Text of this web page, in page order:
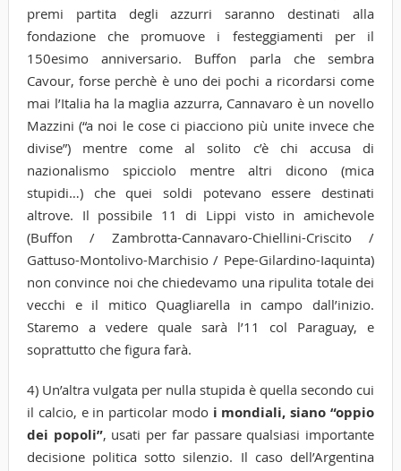
premi partita degli azzurri saranno destinati alla
fondazione che promuove i festeggiamenti per il
150esimo anniversario. Buffon parla che sembra
Cavour, forse perchè è uno dei pochi a ricordarsi come
mai l’Italia ha la maglia azzurra, Cannavaro è un novello
Mazzini (“a noi le cose ci piacciono più unite invece che
divise”) mentre come al solito c’è chi accusa di
nazionalismo spicciolo mentre altri dicono (mica
stupidi…) che quei soldi potevano essere destinati
altrove. Il possibile 11 di Lippi visto in amichevole
(Buffon / Zambrotta-Cannavaro-Chiellini-Criscito /
Gattuso-Montolivo-Marchisio / Pepe-Gilardino-Iaquinta)
non convince noi che chiedevamo una ripulita totale dei
vecchi e il mitico Quagliarella in campo dall’inizio.
Staremo a vedere quale sarà l’11 col Paraguay, e
soprattutto che figura farà.
4) Un’altra vulgata per nulla stupida è quella secondo cui
il calcio, e in particolar modoi mondiali, siano “oppio
dei popoli”, usati per far passare qualsiasi importante
decisione politica sotto silenzio. Il caso dell’Argentina